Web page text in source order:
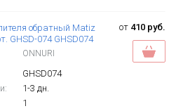
обратный Matiz
GHSD-074 GHSD074
ONNURI
GHSD074
1-3 дн.
1
от 410 руб.